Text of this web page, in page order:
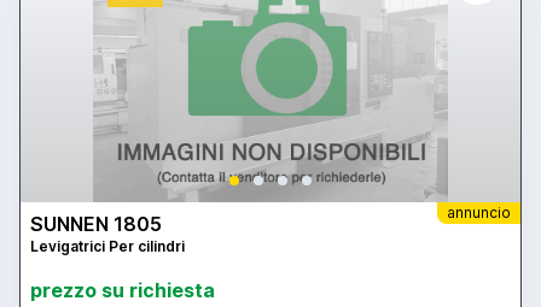
annuncio
SUNNEN 1805
Levigatrici Per cilindri
prezzo su richiesta